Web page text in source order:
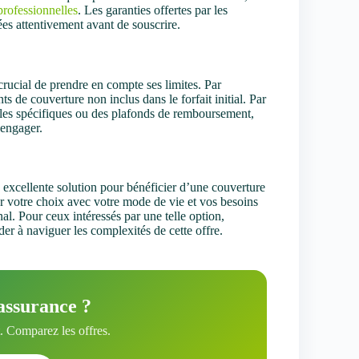
. Les garanties offertes par les
attentivement avant de souscrire.
de prendre en compte ses limites. Par
de couverture non inclus dans le forfait initial. Par
spécifiques ou des plafonds de remboursement,
solution pour bénéficier d’une couverture
votre choix avec votre mode de vie et vos besoins
Pour ceux intéressés par une telle option,
à naviguer les complexités de cette offre.
?
Comparez les offres.